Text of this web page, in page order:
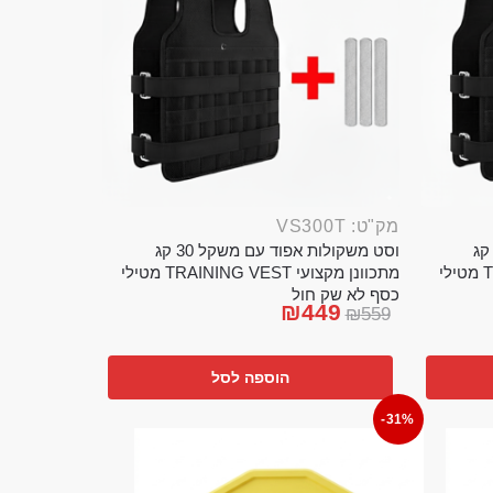
וסט משקולות אפוד עם משקל 20 קג
מתכוונן מקצועי TRAINING VEST מטילי
מק"ט: VS300T
וסט משקולות אפוד עם משקל 30 קג
מתכוונן מקצועי TRAINING VEST מטילי
כסף לא שק חול
₪559
₪449
הוספה לסל
-31%